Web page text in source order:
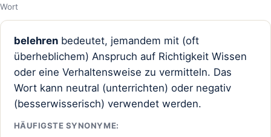
Wort
belehrenbedeutet, jemandem mit (oft
überheblichem) Anspruch auf Richtigkeit Wissen
oder eine Verhaltensweise zu vermitteln. Das
Wort kann neutral (unterrichten) oder negativ
(besserwisserisch) verwendet werden.
HÄUFIGSTE SYNONYME: